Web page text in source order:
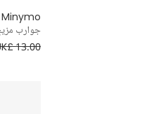
Minymo
جوارب
13.00